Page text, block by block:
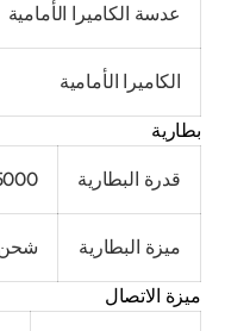
عدسة الكاميرا الأمامية
الكاميرا الأمامية
بطارية
قدرة البطارية 5000 مللي
ميزة البطارية شحن
ميزة الاتصال